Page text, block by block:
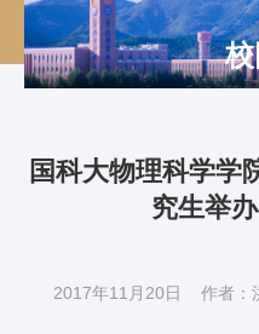
国科大物理科学学
究生举
2017年11月20日 作者：